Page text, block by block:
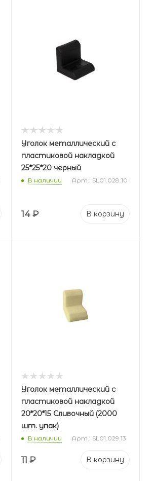
Уголок металлический с
пластиковой накладкой
25*25*20 черный
В наличии Арт.: SL01.028.10
14 ₽ В корзину
Уголок металлический с
пластиковой накладкой
20*20*15 Сливочный (2000
шт. упак)
В наличии Арт.: SL01.029.13
11 ₽ В корзину